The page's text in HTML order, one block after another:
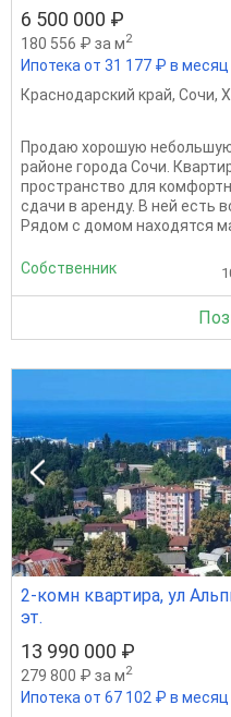
6 500 000 ₽
180 556 ₽ за м2
Ипотека от 31 177 ₽ в месяц
Краснодарский край, Сочи,
Продаю хорошую
районе города Сочи.
пространство для
сдачи в аренду. В ней есть
Рядом с домом находятся
Собственник
1
2-комн квартира, ул
эт.
13 990 000 ₽
279 800 ₽ за м2
Ипотека от 67 102 ₽ в месяц